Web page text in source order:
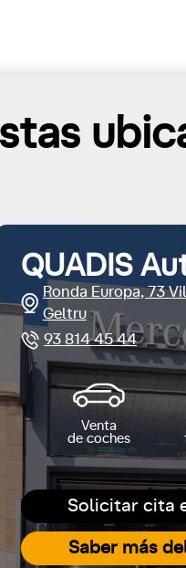
Solicitar cita
Saber más
QUADIS
Ronda Europa, 73
Geltru
93 814 45 44
Venta
de coches